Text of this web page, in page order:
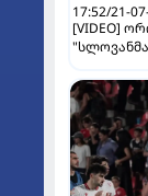
17:52/21-
[VIDEO]